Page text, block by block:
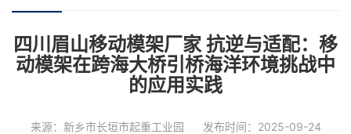
四川眉山移动模架厂家 抗逆与适配：移
动模架在跨海大桥引桥海洋环境挑战中
的应用实践
来源：新乡市长垣市起重工业园 发布时间：2025-09-24